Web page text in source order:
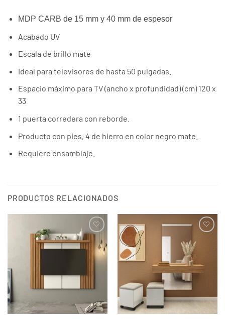
MDP CARB de 15 mm y 40 mm de espesor
Acabado UV
Escala de brillo mate
Ideal para televisores de hasta 50 pulgadas.
Espacio máximo para TV (ancho x profundidad) (cm) 120 x
33
1 puerta corredera con reborde.
Producto con pies, 4 de hierro en color negro mate.
Requiere ensamblaje.
PRODUCTOS RELACIONADOS